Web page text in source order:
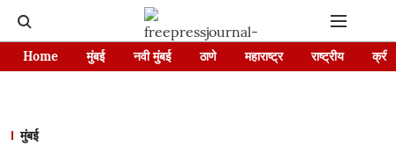
Home मुंबई नवी मुंबई ठाणे महाराष्ट्र राष्ट्रीय
मुंबई